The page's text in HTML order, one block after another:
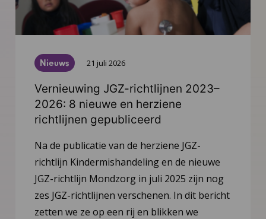
Nieuws 21 juli 2026
Vernieuwing JGZ-richtlijnen 2023–
2026: 8 nieuwe en herziene
richtlijnen gepubliceerd
Na de publicatie van de herziene JGZ-
richtlijn Kindermishandeling en de nieuwe
JGZ-richtlijn Mondzorg in juli 2025 zijn nog
zes JGZ-richtlijnen verschenen. In dit bericht
zetten we ze op een rij en blikken we